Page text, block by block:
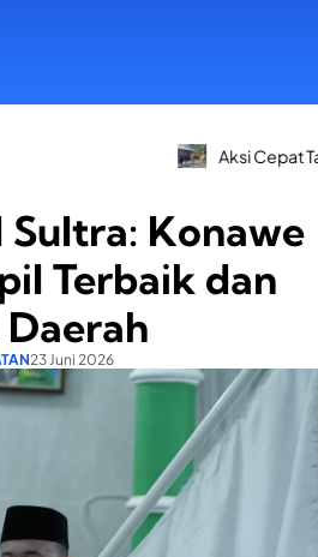
Aksi Cepat Tanggap Wakil
Konawe
Terbaik dan
23 Juni 2026